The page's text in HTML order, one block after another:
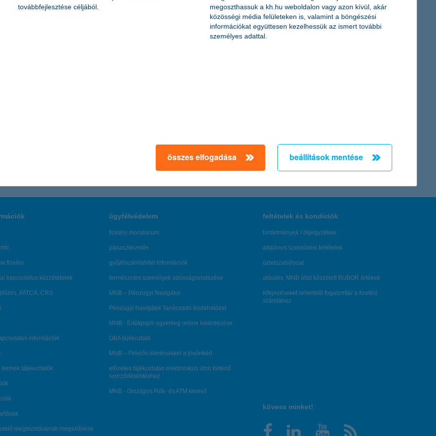
fizetés
kapcsolatos közzétételek
FATCA, CRS
információk
termék tájékoztatók
megbízatásának megszűnése
ügyfélvédelem
fizetési moratórium
panaszkezelés
gyűjtőszámlahitel információk
természetes személyek adósságrendezése
MNB – Pénzügyi Navigátor
Pénzügyi Navigátor Tanácsadó Irodahálózat
MNB - Értékpapír egyenleg online lekérdezése
OBA tájékoztató
MNB – Felelős döntésekkel a jövőnkért
előzetes tájékoztatás elektronikus úton történő
szerződéskötéshez
MNB - Országos Fiók- és ATM kereső
feltételek és kondíciók
hirdetmények / díjjegyzékek
általános szerződési feltételek
üzletszabályzat
aktuális, MNB által közzétett BUBOR értékek
kifejezéseket ismertető fogalomtár a fizetési
számlához
kövess minket!
továbbfejlesztése céljából.
megoszthassuk a kh.hu weboldalon vagy azon kívül, akár
közösségi média felületeken is, valamint a böngészési
információkat együttesen kezelhessük az ismert további
személyes adattal.
összes elfogadása beállítások mentése